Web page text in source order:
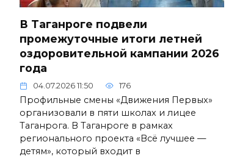
В Таганроге подвели
промежуточные итоги летней
оздоровительной кампании 2026
года
04.07.2026 11:50 176
Профильные смены «Движения Первых»
организовали в пяти школах и лицее
Таганрога. В Таганроге в рамках
регионального проекта «Всё лучшее —
детям», который входит в